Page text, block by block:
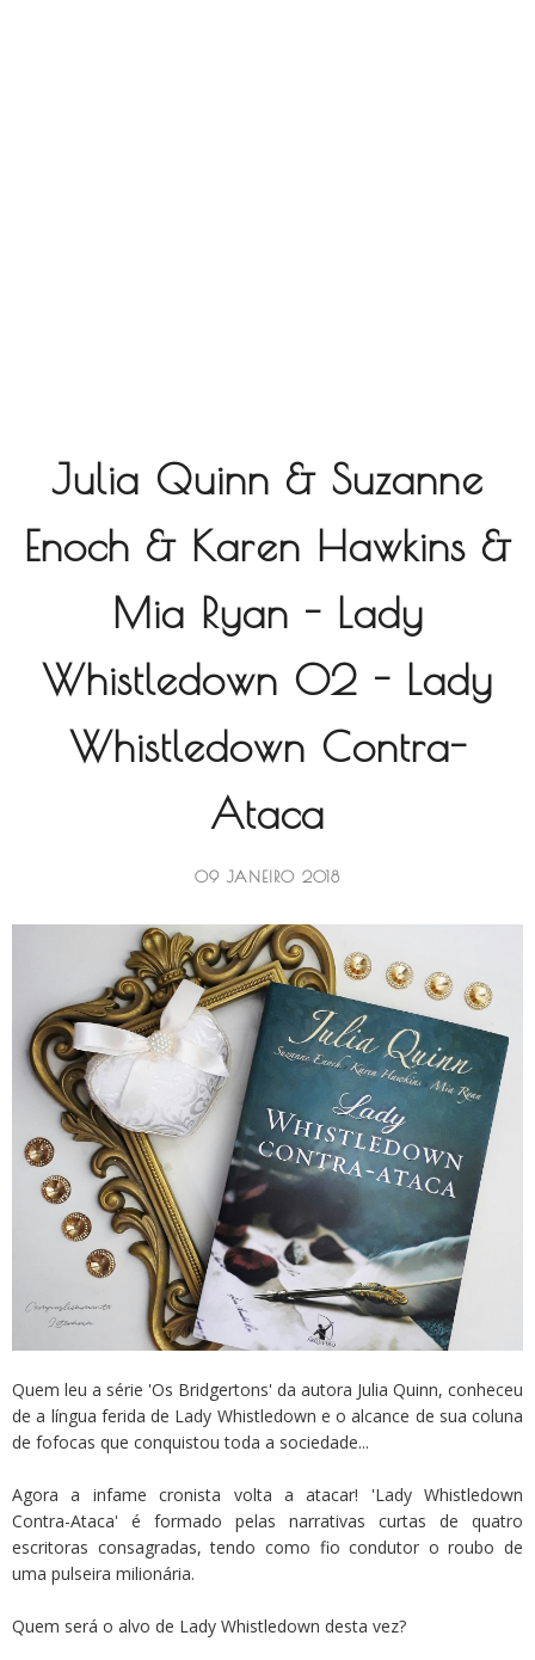
Julia Quinn & Suzanne
Enoch & Karen Hawkins &
Mia Ryan - Lady
Whistledown 02 - Lady
Whistledown Contra-
Ataca
09 JANEIRO 2018
Quem leu a série 'Os Bridgertons' da autora Julia Quinn, conheceu
de a língua ferida de Lady Whistledown e o alcance de sua coluna
de fofocas que conquistou toda a sociedade...
Agora a infame cronista volta a atacar! 'Lady Whistledown
Contra-Ataca' é formado pelas narrativas curtas de quatro
escritoras consagradas, tendo como fio condutor o roubo de
uma pulseira milionária.
Quem será o alvo de Lady Whistledown desta vez?